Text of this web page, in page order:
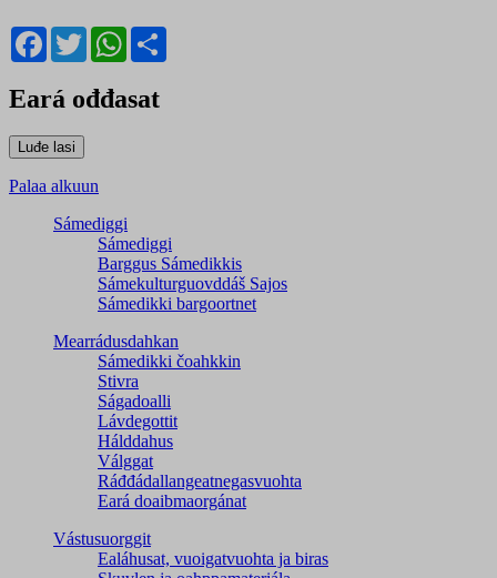
Facebook
TwitterWhatsApp
Eará ođđasat
Palaa alkuun
Sámediggi
Sámediggi
Barggus Sámedikkis
Sámekulturguovddáš Sajos
Sámedikki bargoortnet
Mearrádusdahkan
Sámedikki čoahkkin
Stivra
Ságadoalli
Lávdegottit
Hálddahus
Válggat
Ráđđádallangeatnegas­vuohta
Eará doaibmaorgánat
Vástusuorggit
Ealáhusat, vuoigatvuohta ja biras